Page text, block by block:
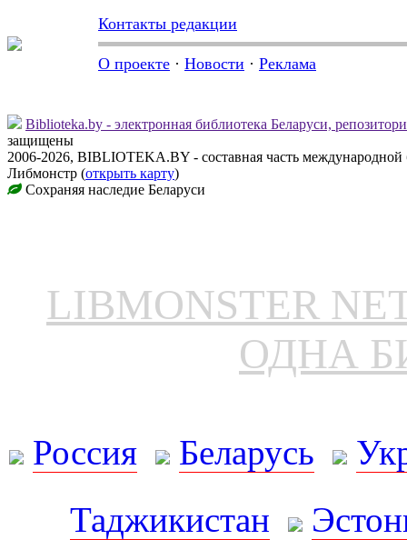
Контакты редакции
О проекте · Новости · Реклама
Biblioteka.by - электронная библиотека Беларуси,
защищены
2006-2026, BIBLIOTEKA.BY - составная часть международной
Либмонстр (открыть карту)
Сохраняя наследие Беларуси
LIBMONSTER
ОДНА
Россия Беларусь
Таджикистан